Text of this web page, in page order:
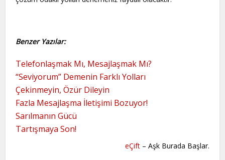
Benzer Yazılar:
Telefonlaşmak Mı, Mesajlaşmak Mı?
“Seviyorum” Demenin Farklı Yolları
Çekinmeyin, Özür Dileyin
Fazla Mesajlaşma İletişimi Bozuyor!
Sarılmanın Gücü
Tartışmaya Son!
eÇift– Aşk Burada Başlar.